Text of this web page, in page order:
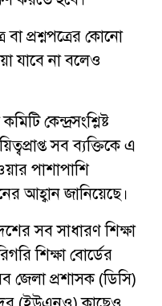
বা প্রশ্নপত্রের কোনো
যাবে না বলেও
কেন্দ্রসংশ্লিষ্ট
সব ব্যক্তিকে এ
পাশাপাশি
আহ্বান জানিয়েছে।
সব সাধারণ শিক্ষা
শিক্ষা বোর্ডের
জেলা প্রশাসক (ডিসি)